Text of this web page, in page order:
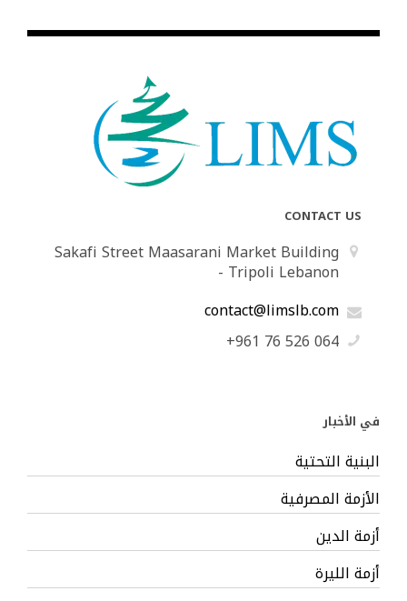
CONTACT US
Sakafi Street Maasarani Market Building
- Tripoli Lebanon
contact@limslb.com
+961 76 526 064
في الأخبار
البنية التحتية
الأزمة المصرفية
أزمة الدين
أزمة الليرة